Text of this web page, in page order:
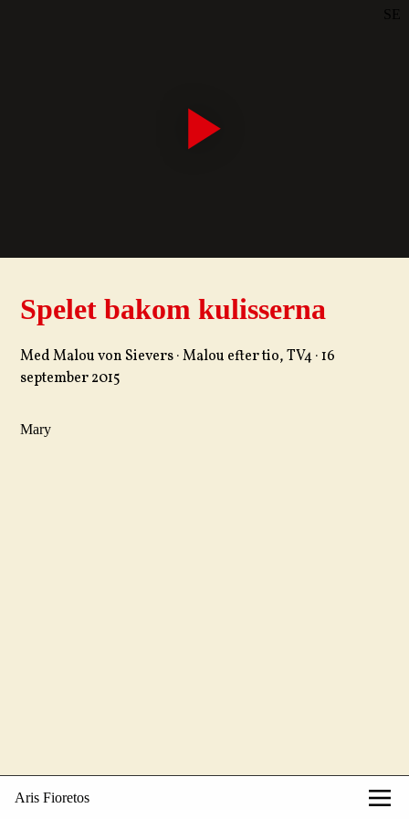
Aris Fioretos
SE
Spelet bakom kulisserna
Med Malou von Sievers · Malou efter tio, TV4 · 16
september 2015
Mary